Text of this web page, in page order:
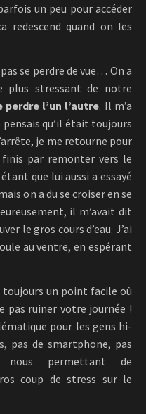
un peu pour accéder
redescend quand on les
se perdre de vue… On a
plus stressant de notre
l’un l’autre. Il m’a
qu’il était toujours
je me retourne pour
par remonter vers le
que lui aussi a essayé
on a du se croiser en se
il m’avait dit
le gros cours d’eau. J’ai
au ventre, en espérant
toujours un point facile où
pas ruiner votre journée !
pour les gens hi-
pas de smartphone, pas
nous permettant de
coup de stress sur le